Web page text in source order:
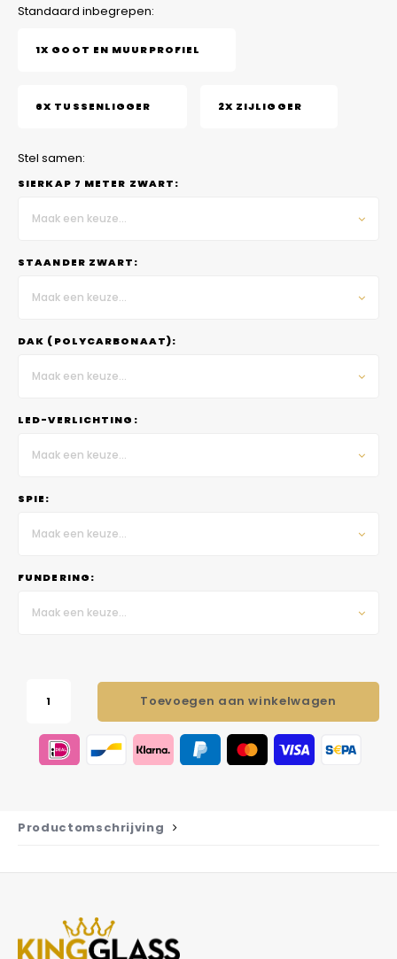
Standaard inbegrepen:
1X GOOT EN MUURPROFIEL
6X TUSSENLIGGER 2X ZIJLIGGER
Stel samen:
SIERKAP 7 METER ZWART:
Maak een keuze...
STAANDER ZWART:
Maak een keuze...
DAK (POLYCARBONAAT):
Maak een keuze...
LED-VERLICHTING:
Maak een keuze...
SPIE:
Maak een keuze...
FUNDERING:
Maak een keuze...
Toevoegen aan winkelwagen
Productomschrijving